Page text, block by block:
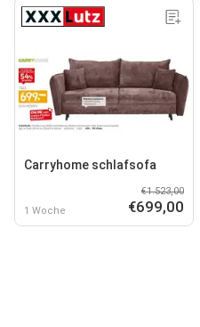
Carryhome schlafsofa
1 Woche
€1.523,00
€699,00